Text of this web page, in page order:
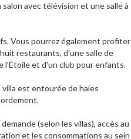
avec télévision et une salle à
Vous pourrez également profiter
restaurants, d'une salle de
l'Étoile et d'un club pour enfants.
est entourée de haies
(selon les villas), accès au
et les consommations au sein